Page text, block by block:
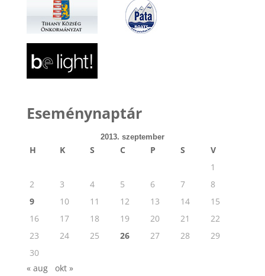
Eseménynaptár
2013. szeptember
H K S C P S
V
1
2
3 4 5 6 7
8
9
10 11 12 13 14
15
16
17 18 19 20 21
22
23
24 25 26 27 28
29
30
« aug
okt »